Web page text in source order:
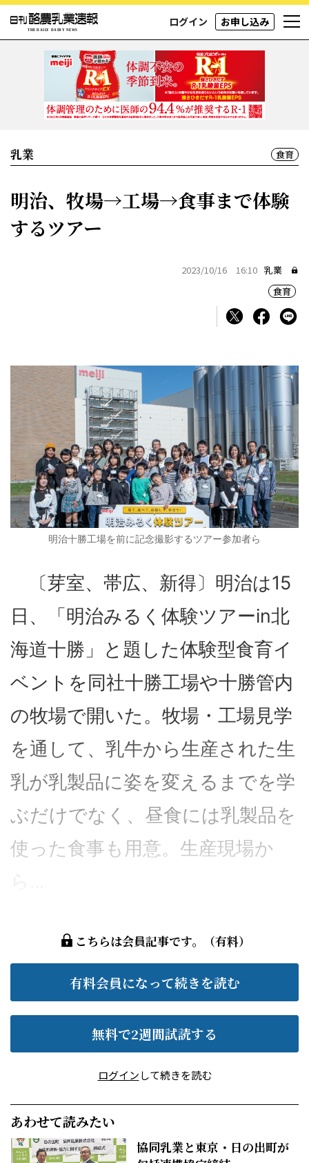
ログイン お申し込み
乳業 食育
明治、牧場→工場→食事まで体験
するツアー
2023/10/16 16:10 乳業
食育
明治十勝工場を前に記念撮影するツアー参加者ら
〔芽室、帯広、新得〕明治は15
日、「明治みるく体験ツアーin北
海道十勝」と題した体験型食育イ
ベントを同社十勝工場や十勝管内
の牧場で開いた。牧場・工場見学
を通して、乳牛から生産された生
乳が乳製品に姿を変えるまでを学
ぶだけでなく、昼食には乳製品を
使った食事も用意。生産現場か
ら...
こちらは会員記事です。（有料）
有料会員になって続きを読む
無料で2週間試読する
ログインして続きを読む
あわせて読みたい
協同乳業と東京・日の出町が